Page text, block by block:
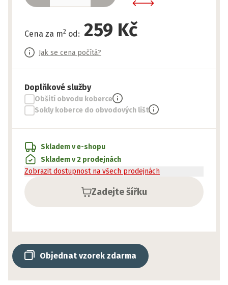
Cena za m2 od: 259 Kč
Jak se cena počítá?
Doplňkové služby
Obšití obvodu koberce
Sokly koberce do obvodových lišt
Zadejte šířku
Skladem v e-shopu
Skladem v 2 prodejnách
Zobrazit dostupnost na všech prodejnách
Objednat vzorek zdarma